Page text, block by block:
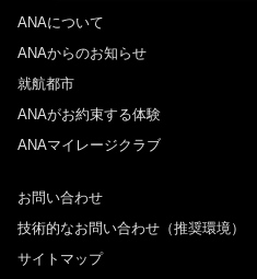
ANAについて
ANAからのお知らせ
就航都市
ANAがお約束する体験
ANAマイレージクラブ
お問い合わせ
技術的なお問い合わせ（推奨環境）
サイトマップ